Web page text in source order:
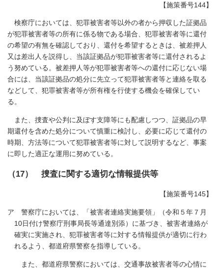
【施策番号144】
検察庁においては、犯罪被害者等以外の者から押収した証拠品
が犯罪被害者等の所有に係る物である場合、犯罪被害者等に還付
の希望の有無を確認しており、還付を希望するときは、被差押人
又は差出人を説得し、当該証拠品が犯罪被害者等に還付されるよ
う努めている。被差押人等が犯罪被害者等への還付に応じない場
合には、当該証拠品の処分に先立って犯罪被害者等と連絡を取る
などして、犯罪被害者等が所有権を行使する機会を確保してい
る。
また、捜査や公判に及ぼす支障等にも配慮しつつ、証拠品の早
期還付を含めた処分について慎重に検討し、必要に応じて還付の
時期、方法等について犯罪被害者等に対して説明するなど、事案
に即した適正な運用に努めている。
（17） 捜査に関する適切な情報提供等
【施策番号145】
ア 警察庁においては、「被害者連絡実施要領」（令和５年７月
10日付け警察庁刑事局長等通達別添）に基づき、被害者連絡が
確実に実施され、犯罪被害者等に対する情報提供が適切に行わ
れるよう、都道府県警察を指導している。
また、都道府県警察においては、交通事故被害者等の心情に